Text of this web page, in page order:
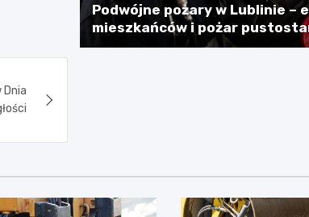
Dnia
Podwójne pożary w Lublinie –
mieszkańców i pożar